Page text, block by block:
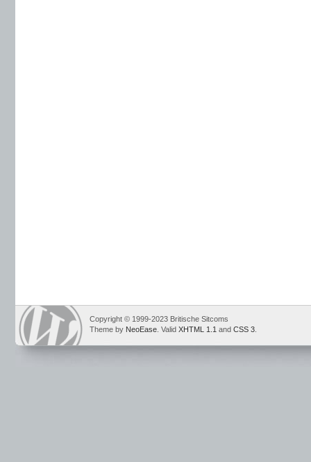
Copyright © 1999-2023 Britische Sitcoms
Theme by NeoEase . Valid XHTML 1.1 and CSS 3